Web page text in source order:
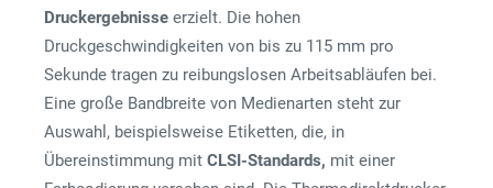
Druckergebnisse erzielt. Die hohen
Druckgeschwindigkeiten von bis zu 115 mm pro
Sekunde tragen zu reibungslosen Arbeitsabläufen bei.
Eine große Bandbreite von Medienarten steht zur
Auswahl, beispielsweise Etiketten, die, in
Übereinstimmung mit CLSI-Standards, mit einer